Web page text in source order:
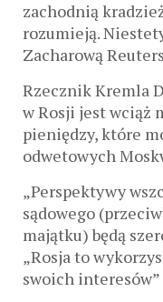
zachodnią
rozumieją.
Zacharową
Rzecznik Kremla
w Rosji jest wciąż
pieniędzy, które
odwetowych
„Perspektywy
sądowego
majątku) będą
„Rosja to
swoich interesów”